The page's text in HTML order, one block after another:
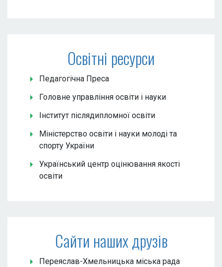
Освітні ресурси
Педагогічна Преса
Головне управління освіти і науки
Інститут післядипломної освіти
Міністерство освіти і науки молоді та
спорту України
Український центр оцінювання якості
освіти
Сайти наших друзів
Переяслав-Хмельницька міська рада